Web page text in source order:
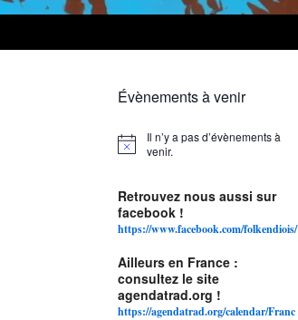
Évènements à venir
Notice
Il n’y a pas d’évènements à
venir.
Retrouvez nous aussi sur
facebook !
https://www.facebook.com/folkendiois/
Ailleurs en France :
consultez le site
agendatrad.org !
https://agendatrad.org/calendar/Franc